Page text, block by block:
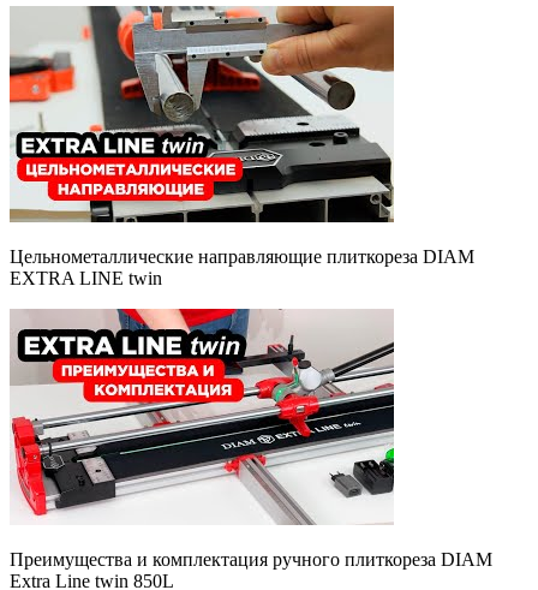
Цельнометаллические направляющие плиткореза DIAM
EXTRA LINE twin
Преимущества и комплектация ручного плиткореза DIAM
Extra Line twin 850L